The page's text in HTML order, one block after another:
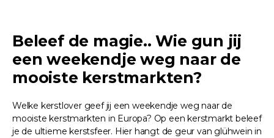
Beleef de magie.. Wie gun jij
een weekendje weg naar de
mooiste kerstmarkten?
Welke kerstlover geef jij een weekendje weg naar de
mooiste kerstmarkten in Europa? Op een kerstmarkt beleef
je de ultieme kerstsfeer. Hier hangt de geur van glühwein in